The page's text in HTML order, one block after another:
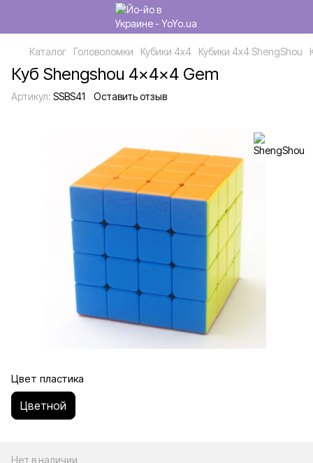
Каталог Головоломки Кубики 4х4 Кубики 4х4 ShengShou
Куб Shengshou 4x4x4 Gem
Артикул: SSBS41 Оставить отзыв
Цвет пластика
Цветной
Нет в наличии